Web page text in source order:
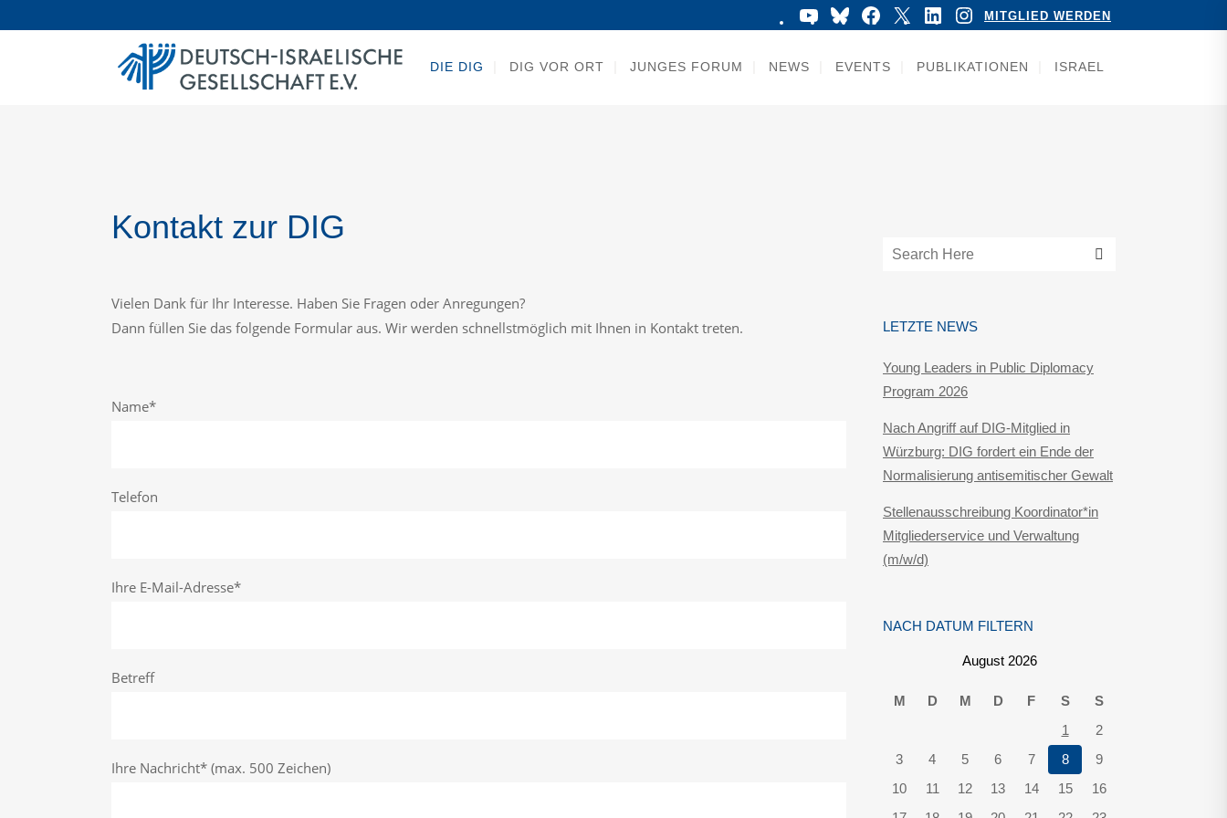
YouTubeBlueskyFacebook LinkedInInstagram
MITGLIED WERDEN
DIE DIG DIG VOR ORT JUNGES FORUM NEWS EVENTS PUBLIKATIONEN ISRAEL
Kontakt zur DIG
Vielen Dank für Ihr Interesse. Haben Sie Fragen oder Anregungen?
Dann füllen Sie das folgende Formular aus. Wir werden schnellstmöglich mit Ihnen in Kontakt treten.
Name*
Telefon
Ihre E-Mail-Adresse*
Betreff
Ihre Nachricht* (max. 500 Zeichen)
LETZTE NEWS
Young Leaders in Public Diplomacy
Program 2026
Nach Angriff auf DIG-Mitglied in
Würzburg: DIG fordert ein Ende der
Normalisierung antisemitischer Gewalt
Stellenausschreibung Koordinator*in
Mitgliederservice und Verwaltung
(m/w/d)
NACH DATUM FILTERN
August 2026
M D M D F S
S
1
2
3
4 5 6 7 8
9
10
11 12 13 14 15
16